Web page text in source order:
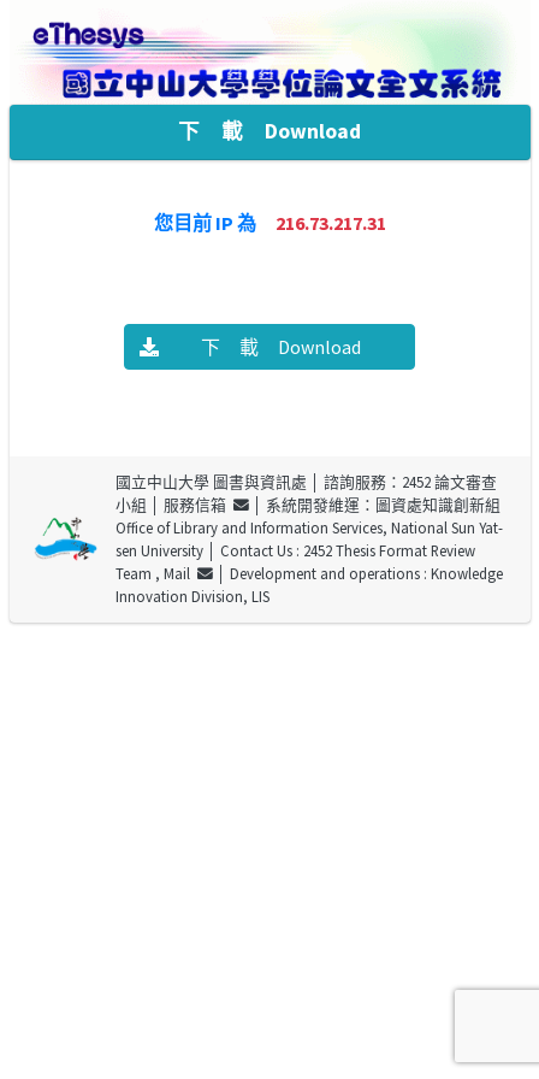
下 載 Download
您目前 IP 為 216.73.217.31
下 載 Download
國立中山大學 圖書與資訊處 │ 諮詢服務：2452 論文審查
小組 │ 服務信箱
│ 系統開發維運：圖資處知識創新組
Office of Library and Information Services, National Sun Yat-
sen University│ Contact Us : 2452 Thesis Format Review
Team , Mail
│ Development and operations : Knowledge
Innovation Division, LIS